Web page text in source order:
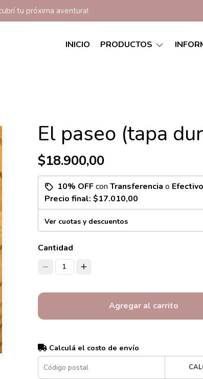
tu próxima aventura!
INICIO PRODUCTOS
El paseo (tapa
$18.900,00
10% OFFcon Transferencia o Efectivo
Precio final: $17.010,00
Ver cuotas y descuentos
Cantidad
1
Agregar al carrito
Calculá el costo de envío